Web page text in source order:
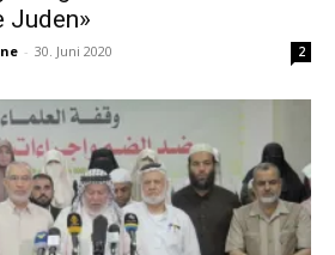
Juden»
- 30. Juni 2020 2